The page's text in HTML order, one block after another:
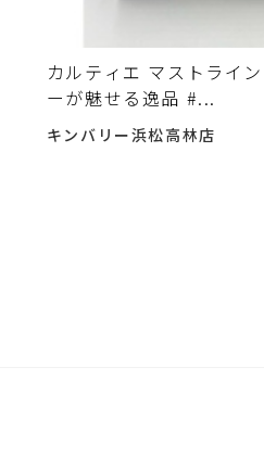
カルティエ マストライ
ーが魅せる逸品 #...
キンバリー浜松高林店